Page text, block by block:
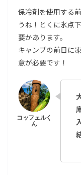
保冷剤を使用する
うね！とくに氷点
要かあります。
キャンプの前日に
意が必要です！